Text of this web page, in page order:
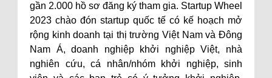
gần 2.000 hồ sơ đăng ký tham gia. Startup Wheel
2023 chào đón startup quốc tế có kế hoạch mở
rộng kinh doanh tại thị trường Việt Nam và Đông
Nam Á, doanh nghiệp khởi nghiệp Việt, nhà
nghiên cứu, cá nhân/nhóm khởi nghiệp, sinh